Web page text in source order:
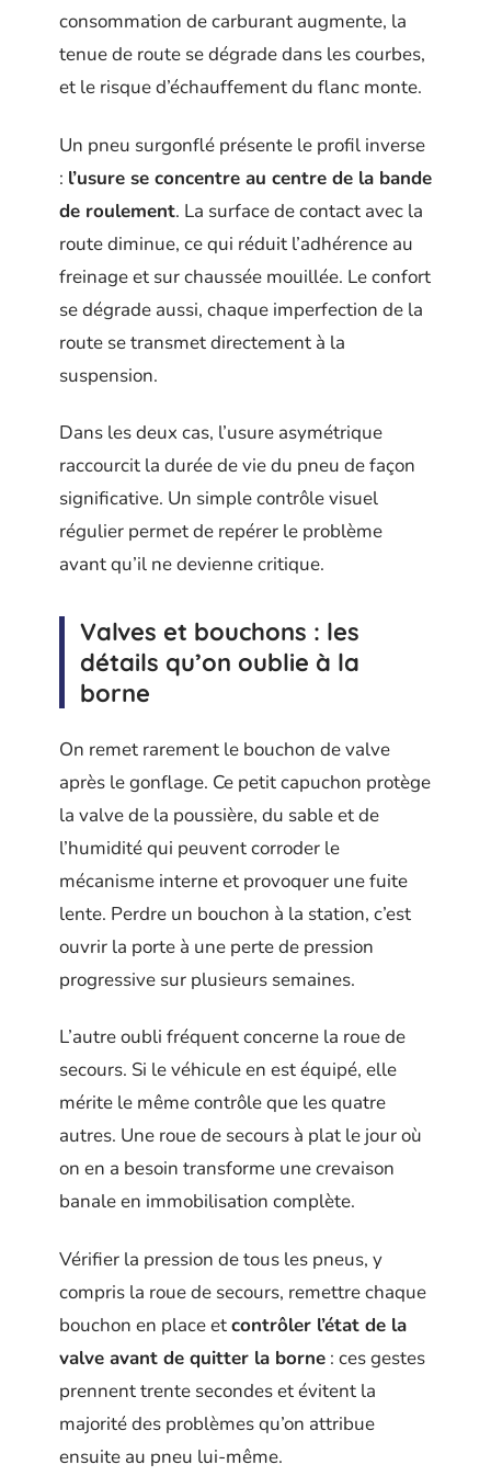
consommation de carburant augmente, la
tenue de route se dégrade dans les courbes,
et le risque d’échauffement du flanc monte.
Un pneu surgonflé présente le profil inverse
: l’usure se concentre au centre de la bande
de roulement. La surface de contact avec la
route diminue, ce qui réduit l’adhérence au
freinage et sur chaussée mouillée. Le confort
se dégrade aussi, chaque imperfection de la
route se transmet directement à la
suspension.
Dans les deux cas, l’usure asymétrique
raccourcit la durée de vie du pneu de façon
significative. Un simple contrôle visuel
régulier permet de repérer le problème
avant qu’il ne devienne critique.
Valves et bouchons : les
détails qu’on oublie à la
borne
On remet rarement le bouchon de valve
après le gonflage. Ce petit capuchon protège
la valve de la poussière, du sable et de
l’humidité qui peuvent corroder le
mécanisme interne et provoquer une fuite
lente. Perdre un bouchon à la station, c’est
ouvrir la porte à une perte de pression
progressive sur plusieurs semaines.
L’autre oubli fréquent concerne la roue de
secours. Si le véhicule en est équipé, elle
mérite le même contrôle que les quatre
autres. Une roue de secours à plat le jour où
on en a besoin transforme une crevaison
banale en immobilisation complète.
Vérifier la pression de tous les pneus, y
compris la roue de secours, remettre chaque
bouchon en place etcontrôler l’état de la
valve avant de quitter la borne : ces gestes
prennent trente secondes et évitent la
majorité des problèmes qu’on attribue
ensuite au pneu lui-même.